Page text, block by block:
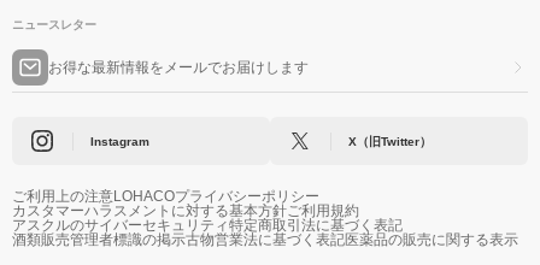
ニュースレター
お得な最新情報をメールでお届けします
Instagram X（旧Twitter）
ご利用上の注意LOHACOプライバシーポリシー
カスタマーハラスメントに対する基本方針ご利用規約
アスクルのサイバーセキュリティ特定商取引法に基づく表記
酒類販売管理者標識の掲示古物営業法に基づく表記医薬品の販売に関する表示